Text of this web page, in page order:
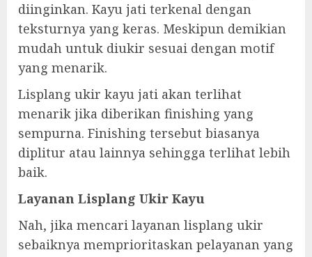
diinginkan. Kayu jati terkenal dengan
teksturnya yang keras. Meskipun demikian
mudah untuk diukir sesuai dengan motif
yang menarik.
Lisplang ukir kayu jati akan terlihat
menarik jika diberikan finishing yang
sempurna. Finishing tersebut biasanya
diplitur atau lainnya sehingga terlihat lebih
baik.
Layanan Lisplang Ukir Kayu
Nah, jika mencari layanan lisplang ukir
sebaiknya memprioritaskan pelayanan yang